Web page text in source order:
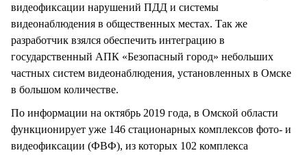
видеофиксации нарушений ПДД и системы
видеонаблюдения в общественных местах. Так же
разработчик взялся обеспечить интеграцию в
государственный АПК «Безопасный город» небольших
частных систем видеонаблюдения, установленных в Омске
в большом количестве.
По информации на октябрь 2019 года, в Омской области
функционирует уже 146 стационарных комплексов фото- и
видеофиксации (ФВФ), из которых 102 комплекса